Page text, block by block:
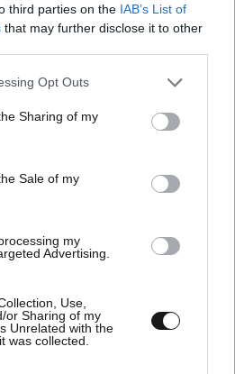
third parties on the IAB’s List of
that may further disclose it to other
app uses one or more Google
behaviour. You may click to
and its third-party tags to
purposes in below Google
Opt Outs
Sharing of my
Sale of my
my
Advertising.
Use,
or Sharing of my
Unrelated with the
was collected.
τους κανόνες σχολιασμού